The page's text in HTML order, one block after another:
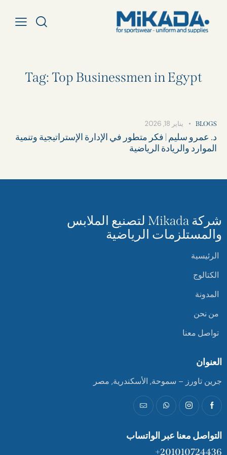
Tag: Top Businessmen in Egypt
BLOGS يناير 18, 2026
د. عمرو سليم | فكر متطور في الإدارة الإستراتيجية وتنمية
الموارد والريادة الرياضية
شركة Mikada لتصنيع الملابس
والمستلزمات الرياضية
الرئيسية
الكتالوج
المدونة
من نحن
تواصل معنا
العنوان
جرين تاورز – سموحة, الأسكندرية, مصر
التواصل معنا عبر الواتساب
201010724436+